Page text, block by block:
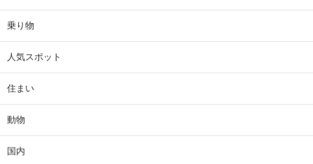
乗り物
人気スポット
住まい
動物
国内